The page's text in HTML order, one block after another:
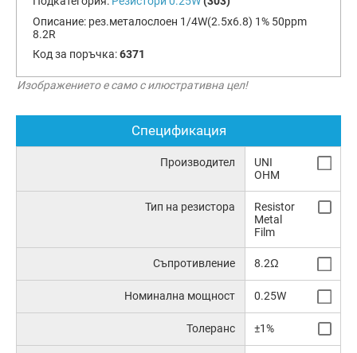
Описание: рез.металослоен 1/4W(2.5x6.8) 1% 50ppm
8.2R
Код за поръчка:6371
Изображението е само с илюстративна цел!
Спецификация
Производител
UNI
OHM
Тип на резистора
Resistor
Metal
Film
Съпротивление 8.2Ω
Номинална мощност 0.25W
Толеранс ±1%